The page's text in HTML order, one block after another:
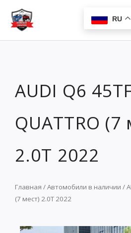
Перейти
содержимому
RU
AUDI Q6
QUATTRO (7
2.0T 2022
Главная /Автомобили в наличии /
(7 мест) 2.0T 2022